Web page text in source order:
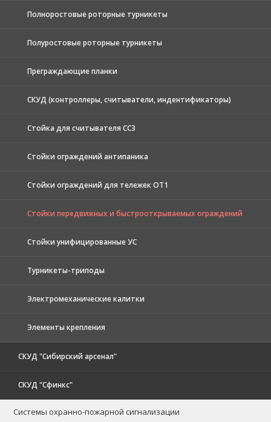
Полноростовые роторные турникеты
Полуростовые роторные турникеты
Преграждающие планки
СКУД (контроллеры, считыватели, индентификаторы)
Стойка для считывателя СС3
Стойки ограждений антипаника
Стойки ограждений для тележек ОТ1
Стойки передвижных и быстрооткрываемых ограждений
Стойки унифицированные УС
Турникеты-триподы
Электромеханические калитки
Элементы крепления
СКУД "Сибирский арсенал"
СКУД "Сфинкс"
Системы охранно-пожарной сигнализации